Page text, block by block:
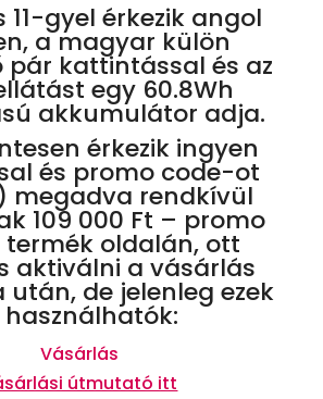
11-gyel érkezik angol
a magyar külön
pár kattintással és az
egy 60.8Wh
akkumulátor adja.
érkezik ingyen
és promo code-ot
megadva rendkívül
109 000 Ft – promo
termék oldalán, ott
aktiválni a vásárlás
de jelenleg ezek
használhatók:
Vásárlás
útmutató itt